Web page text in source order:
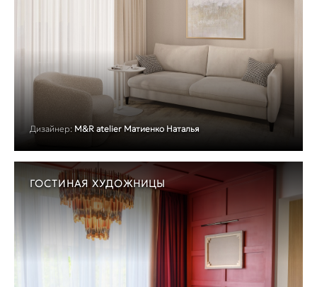
Дизайнер: M&R atelier Матиенко Наталья
ГОСТИНАЯ ХУДОЖНИЦЫ